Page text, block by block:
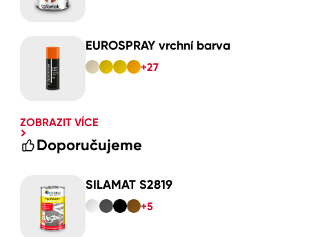
EUROSPRAY vrchní barva
+27
ZOBRAZIT VÍCE
Doporučujeme
SILAMAT S2819
+5